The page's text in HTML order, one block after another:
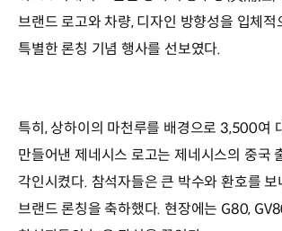
브랜드 로고와 차량, 디자인 방향성을 입체적
특별한 론칭 기념 행사를 선보였다.
특히, 상하이의 마천루를 배경으로 3,500여
만들어낸 제네시스 로고는 제네시스의 중국
각인시켰다. 참석자들은 큰 박수와 환호를
브랜드 론칭을 축하했다. 현장에는 G80,